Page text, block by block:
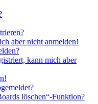
aber nicht anmelden!
kann mich aber
löschen“-Funktion?